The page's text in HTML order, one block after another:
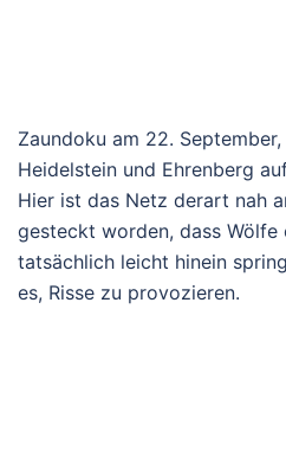
Zaundoku am 22.
Heidelstein und Ehrenberg
Hier ist das Netz derart nah
gesteckt worden, dass Wölfe
tatsächlich leicht hinein
es, Risse zu provozieren.